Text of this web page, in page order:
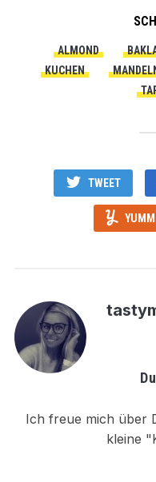
ALMOND
KUCHEN
TWEET
Ich freue mich über
kleine